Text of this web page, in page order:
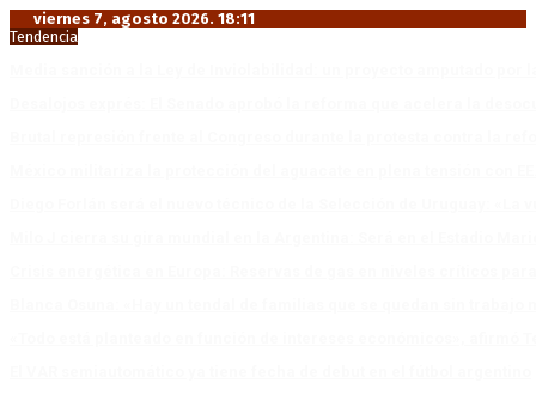
viernes 7, agosto 2026. 18:11
Tendencia